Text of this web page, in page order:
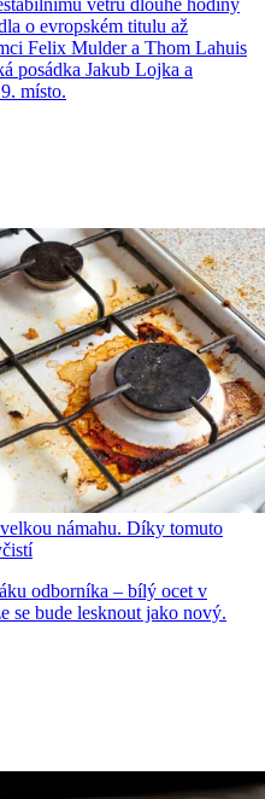
větru dlouhé hodiny
o evropském titulu až
Felix Mulder a Thom Lahuis
posádka Jakub Lojka a
místo.
námahu. Díky tomuto
odborníka – bílý ocet v
se bude lesknout jako nový.